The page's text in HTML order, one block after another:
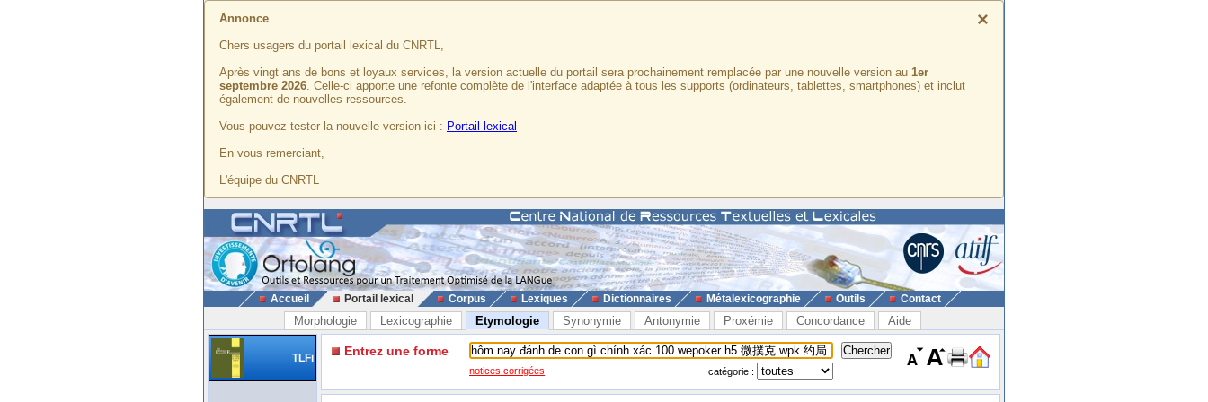
×
Annonce
Chers usagers du portail lexical du CNRTL,
Après vingt ans de bons et loyaux services, la version actuelle du portail sera prochainement remplacée par une nouvelle version au 1er
septembre 2026. Celle-ci apporte une refonte complète de l'interface adaptée à tous les supports (ordinateurs, tablettes, smartphones) et inclut
également de nouvelles ressources.
Vous pouvez tester la nouvelle version ici : Portail lexical
En vous remerciant,
L'équipe du CNRTL
Accueil Portail lexical Corpus Lexiques Dictionnaires Métalexicographie Outils Contact
Morphologie Lexicographie Etymologie Synonymie Antonymie Proxémie Concordance Aide
TLFi Entrez une forme
notices corrigées catégorie :